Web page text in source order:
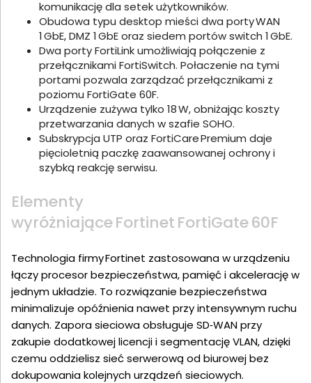
komunikację dla setek użytkowników.
Obudowa typu desktop mieści dwa porty WAN
1 GbE, DMZ 1 GbE oraz siedem portów switch 1 GbE.
Dwa porty FortiLink umożliwiają połączenie z
przełącznikami FortiSwitch. Połaczenie na tymi
portami pozwala zarządzać przełącznikami z
poziomu FortiGate 60F.
Urządzenie zużywa tylko 18 W, obniżając koszty
przetwarzania danych w szafie SOHO.
Subskrypcja UTP oraz FortiCare Premium daje
pięcioletnią paczkę zaawansowanej ochrony i
szybką reakcję serwisu.
Elementy
wyróżniające Fortinet FortiGate 60F
Technologia firmy Fortinet zastosowana w urządzeniu
łączy procesor bezpieczeństwa, pamięć i akcelerację w
jednym układzie. To rozwiązanie bezpieczeństwa
minimalizuje opóźnienia nawet przy intensywnym ruchu
danych. Zapora sieciowa obsługuje SD‑WAN przy
zakupie dodatkowej licencji i segmentację VLAN, dzięki
czemu oddzielisz sieć serwerową od biurowej bez
dokupowania kolejnych urządzeń sieciowych.